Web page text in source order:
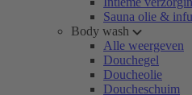
Sauna olie &
Body wash
Alle weergeven
Douchegel
Doucheolie
Doucheschuim